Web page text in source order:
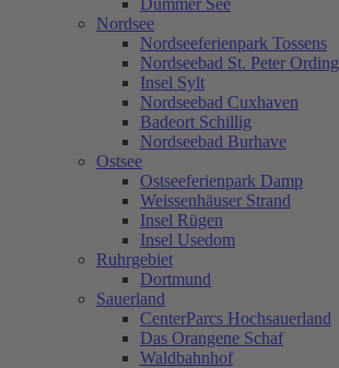
Nordsee
Nordseeferienpark Tossens
Nordseebad St. Peter Ording
Insel Sylt
Nordseebad Cuxhaven
Badeort Schillig
Nordseebad Burhave
Ostsee
Ostseeferienpark Damp
Weissenhäuser Strand
Insel Rügen
Insel Usedom
Ruhrgebiet
Dortmund
Sauerland
CenterParcs Hochsauerland
Das Orangene Schaf
Waldbahnhof